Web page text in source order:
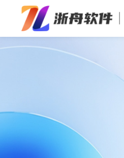
办公效率